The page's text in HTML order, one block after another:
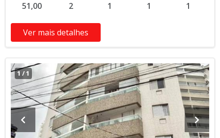
51,00
2
1
1
1
Ver mais detalhes
1 /1